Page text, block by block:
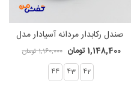
صندل رکابدار مردانه آسیادار مدل
لوتوس405 کد 1530
1,148,400 تومان
1,160,000 تومان
42
43
44